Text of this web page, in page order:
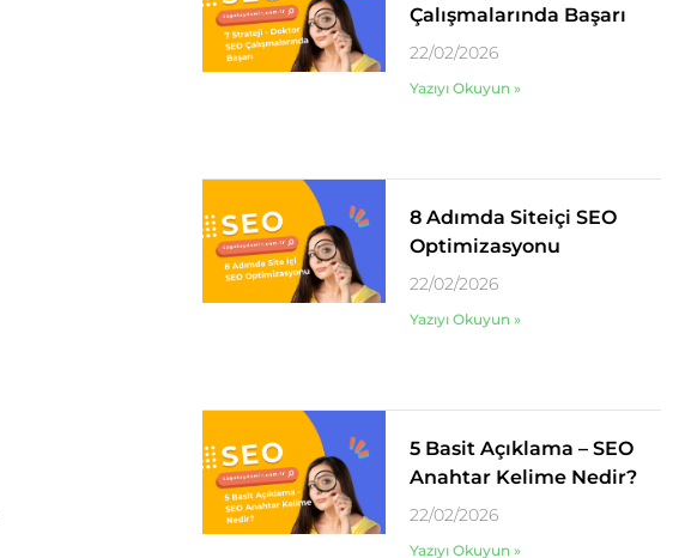
Çalışmalarında Başarı
22/02/2026
Yazıyı Okuyun »
8 Adımda Siteiçi SEO
Optimizasyonu
22/02/2026
Yazıyı Okuyun »
5 Basit Açıklama – SEO
Anahtar Kelime Nedir?
22/02/2026
Yazıyı Okuyun »